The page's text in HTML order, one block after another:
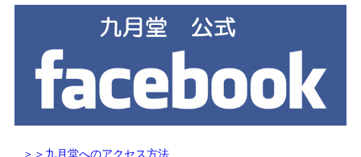
＞＞九月堂へのアクセス方法